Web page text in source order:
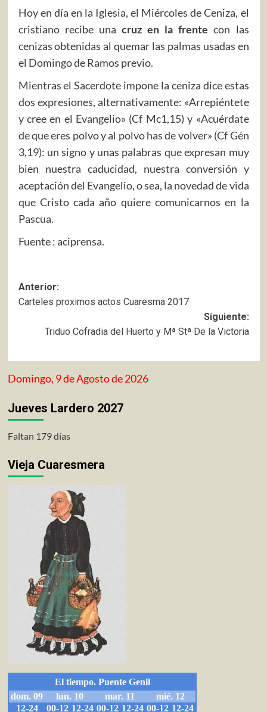
Hoy en día en la Iglesia, el Miércoles de Ceniza, el
cristiano recibe una cruz en la frente con las
cenizas obtenidas al quemar las palmas usadas en
el Domingo de Ramos previo.
Mientras el Sacerdote impone la ceniza dice estas
dos expresiones, alternativamente: «Arrepiéntete
y cree en el Evangelio» (Cf Mc1,15) y «Acuérdate
de que eres polvo y al polvo has de volver» (Cf Gén
3,19): un signo y unas palabras que expresan muy
bien nuestra caducidad, nuestra conversión y
aceptación del Evangelio, o sea, la novedad de vida
que Cristo cada año quiere comunicarnos en la
Pascua.
Fuente : aciprensa.
Navegación
de
entradas
Anterior:
Carteles proximos actos Cuaresma 2017
Siguiente:
Triduo Cofradia del Huerto y Mª Stª De la Victoria
Domingo, 9 de Agosto de 2026
Jueves Lardero 2027
Faltan 179 días
Vieja Cuaresmera